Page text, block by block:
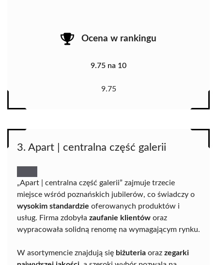
Ocena w rankingu
9.75 na 10
9.75
3. Apart | centralna część galerii
„Apart | centralna część galerii” zajmuje trzecie
miejsce wśród poznańskich jubilerów, co świadczy o
wysokim standardzie oferowanych produktów i
usług. Firma zdobyła zaufanie klientów oraz
wypracowała solidną renomę na wymagającym rynku.
W asortymencie znajdują się biżuteria oraz zegarki